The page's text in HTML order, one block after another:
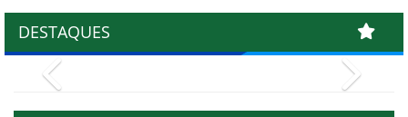
DESTAQUES